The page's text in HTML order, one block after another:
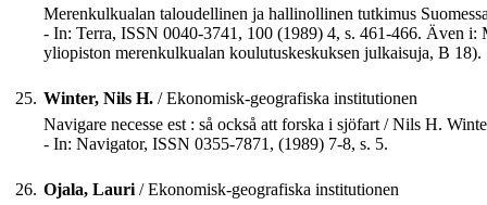
Merenkulkualan taloudellinen ja hallinollinen tutkimus
- In: Terra, ISSN 0040-3741, 100 (1989) 4, s. 461-466. Även
yliopiston merenkulkualan koulutuskeskuksen julkaisuja, B 18).
25. Winter, Nils H. / Ekonomisk-geografiska institutionen
Navigare necesse est : så också att forska i sjöfart / Nils H.
- In: Navigator, ISSN 0355-7871, (1989) 7-8, s. 5.
26. Ojala, Lauri/ Ekonomisk-geografiska institutionen